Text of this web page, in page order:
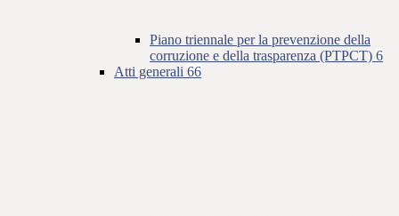
Piano triennale per la prevenzione della
corruzione e della trasparenza (PTPCT) 6
Atti generali 66